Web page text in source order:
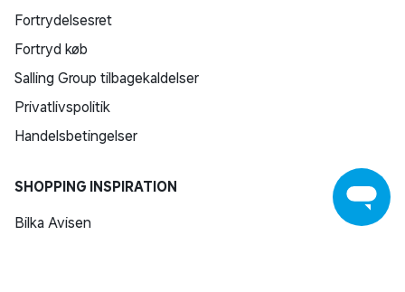
Fortrydelsesret
Fortryd køb
Salling Group tilbagekaldelser
Privatlivspolitik
Handelsbetingelser
SHOPPING INSPIRATION
Bilka Avisen